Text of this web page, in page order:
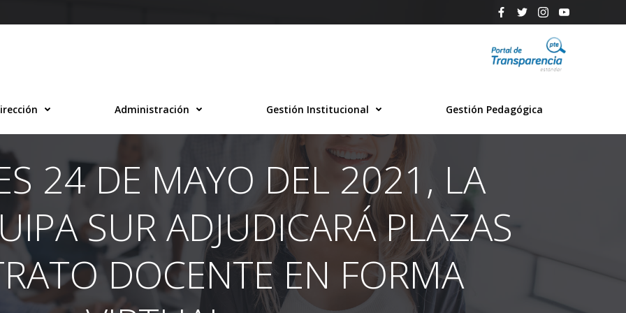
Administración Gestión Institucional Gestión Pedagógica
24 DE MAYO DEL 2021, LA
SUR ADJUDICARÁ PLAZAS
DOCENTE EN FORMA